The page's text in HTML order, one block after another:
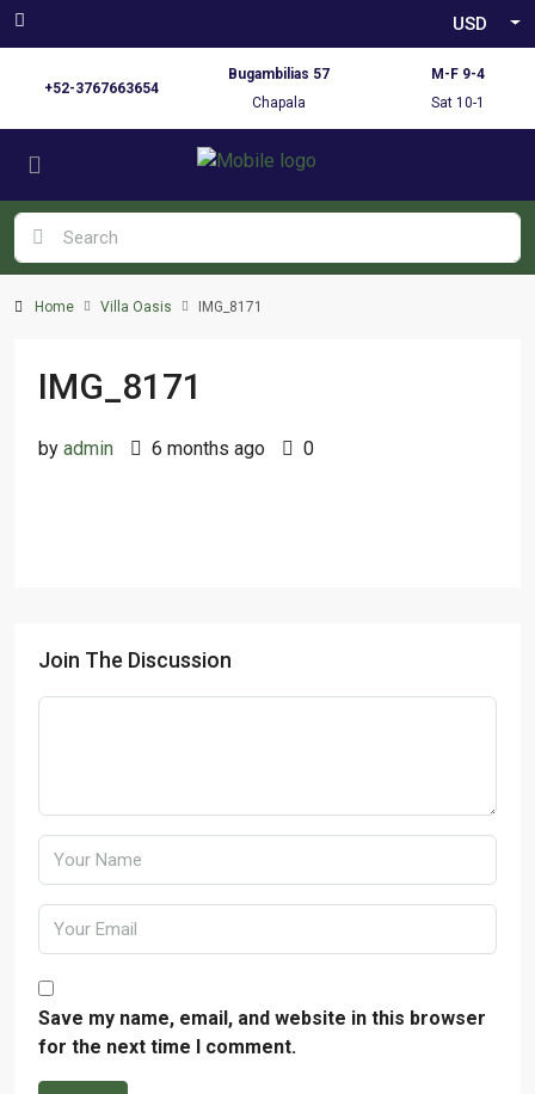
USD
+52-3767663654
Bugambilias 57
Chapala
M-F 9-4
Sat 10-1
Home Villa Oasis IMG_8171
IMG_8171
by admin 6 months ago 0
Join The Discussion
Save my name, email, and website in this browser
for the next time I comment.